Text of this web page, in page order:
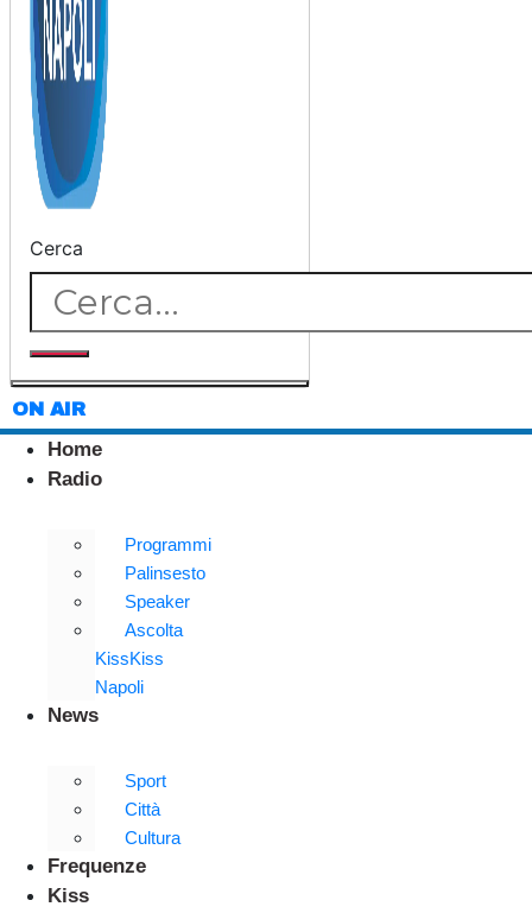
Cerca
ON AIR
Home
Radio
Programmi
Palinsesto
Speaker
Ascolta
KissKiss
Napoli
News
Sport
Città
Cultura
Frequenze
Kiss